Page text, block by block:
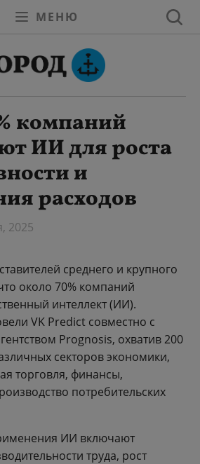
МЕНЮ
компаний
ИИ для роста
и
расходов
2025
среднего и крупного
около 70% компаний
интеллект (ИИ).
VK Predict совместно с
Prognosis, охватив 200
секторов экономики,
торговля, финансы,
потребительских
ИИ включают
труда, рост